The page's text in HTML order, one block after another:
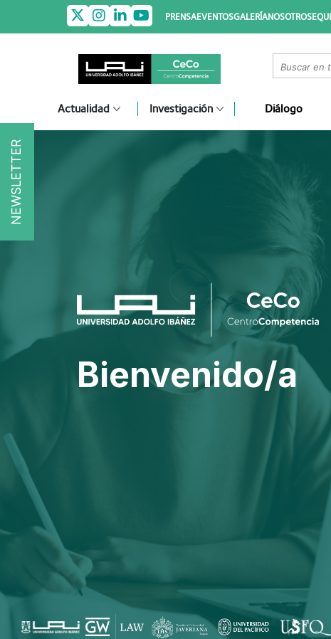
PRENSAEVENTOSGALERÍANOSOTROS
Actualidad Investigación Diálogo
NEWSLETTER
Bienvenido/a